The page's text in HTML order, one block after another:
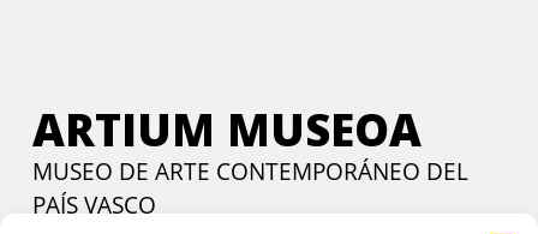
ARTIUM MUSEOA
MUSEO DE ARTE CONTEMPORÁNEO DEL
PAÍS VASCO